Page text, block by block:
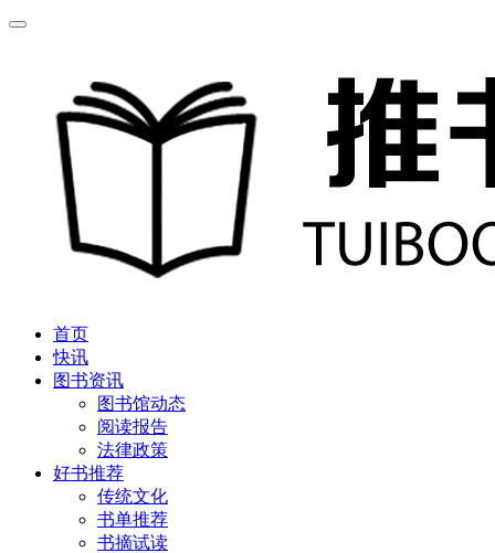
首页
快讯
图书资讯
图书馆动态
阅读报告
法律政策
好书推荐
传统文化
书单推荐
书摘试读